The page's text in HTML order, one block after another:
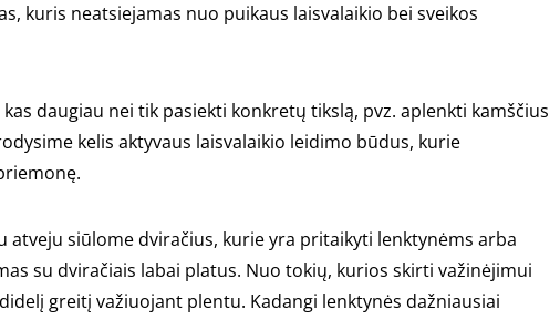
kuris neatsiejamas nuo puikaus laisvalaikio bei sveikos
daugiau nei tik pasiekti konkretų tikslą, pvz. aplenkti kamščius
kelis aktyvaus laisvalaikio leidimo būdus, kurie
atveju siūlome dviračius, kurie yra pritaikyti lenktynėms arba
su dviračiais labai platus. Nuo tokių, kurios skirti važinėjimui
greitį važiuojant plentu. Kadangi lenktynės dažniausiai